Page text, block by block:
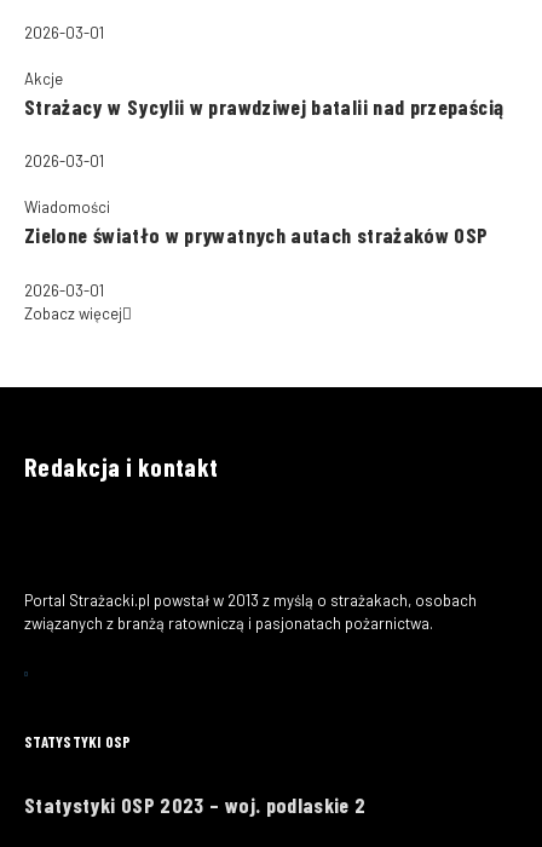
2026-03-01
Akcje
Strażacy w Sycylii w prawdziwej batalii nad przepaścią
2026-03-01
Wiadomości
Zielone światło w prywatnych autach strażaków OSP
2026-03-01
Zobacz więcej
Redakcja i kontakt
Portal Strażacki.pl powstał w 2013 z myślą o strażakach, osobach
związanych z branżą ratowniczą i pasjonatach pożarnictwa.
STATYSTYKI OSP
Statystyki OSP 2023 – woj. podlaskie 2